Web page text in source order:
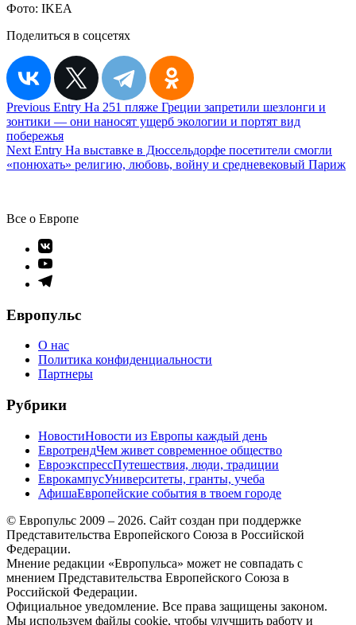
Фото: IKEA
Поделиться в соцсетях
Навигация
по
записям
Previous Entry На 251 пляже Греции запретили шезлонги и
зонтики — они наносят ущерб экологии и портят вид
побережья
Next Entry На выставке в Дюссельдорфе посетители смогли
«понюхать» религию, любовь, войну и средневековый Париж
Все о Европе
Элемент
меню
Элемент
меню
Элемент
Европульс
О нас
Политика конфиденциальности
Партнеры
Рубрики
НовостиНовости из Европы каждый день
ЕвротрендЧем живет современное общество
ЕвроэкспрессПутешествия, люди, традиции
ЕврокампусУниверситеты, гранты, учеба
АфишаЕвропейские события в твоем городе
© Европульс 2009 – 2026. Сайт создан при поддержке
Представительства Европейского Союза в Российской
Федерации.
Мнение редакции «Европульса» может не совпадать с
мнением Представительства Европейского Союза в
Российской Федерации.
Официальное уведомление. Все права защищены законом.
Мы используем файлы cookie, чтобы улучшить работу и